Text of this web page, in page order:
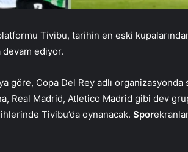
Tivibu, tarihin en eski
devam ediyor.
göre, Copa Del Rey adlı
​​Real Madrid, Atletico Madrid gibi dev
Tivibu’da oynanacak. Spor